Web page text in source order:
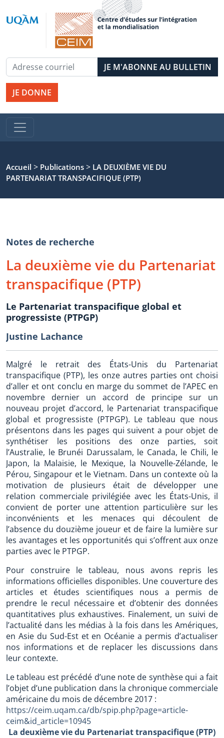
JE DONNE
Accueil > Publications > LA DEUXIÈME VIE DU
PARTENARIAT TRANSPACIFIQUE (PTP)
Notes de recherche
La deuxième vie du Partenariat
transpacifique (PTP)
Le Partenariat transpacifique global et
progressiste (PTPGP)
Justine Lachance
Malgré le retrait des États-Unis du Partenariat
transpacifique (PTP), les onze autres parties ont choisi
d’aller et ont conclu en marge du sommet de l’APEC en
novembre dernier un accord de principe sur un
nouveau projet d’accord, le Partenariat transpacifique
global et progressiste (PTPGP). Le tableau que nous
présentons dans les pages qui suivent a pour objet de
synthétiser les positions des onze parties, soit
l’Australie, le Brunéi Darussalam, le Canada, le Chili, le
Japon, la Malaisie, le Mexique, la Nouvelle-Zélande, le
Pérou, Singapour et le Vietnam. Dans un contexte où la
motivation de plusieurs était de développer une
relation commerciale privilégiée avec les États-Unis, il
convient de porter une attention particulière sur les
inconvénients et les menaces qui découlent de
l’absence du douzième joueur et de faire la lumière sur
les avantages et les opportunités qui s’offrent aux onze
parties avec le PTPGP.
Pour construire le tableau, nous avons repris les
informations officielles disponibles. Une couverture des
articles et études scientifiques nous a permis de
prendre le recul nécessaire et d’obtenir des données
quantitatives plus exhaustives. Finalement, un suivi de
l’actualité dans les médias à la fois dans les Amériques,
en Asie du Sud-Est et en Océanie a permis d’actualiser
nos informations et de replacer les discussions dans
leur contexte.
Le tableau est précédé d’une note de synthèse qui a fait
l’objet d’une publication dans la chronique commerciale
américaine du mois de décembre 2017 :
https://ceim.uqam.ca/db/spip.php?page=article-
ceim&id_article=10945
La deuxième vie du Partenariat transpacifique (PTP)